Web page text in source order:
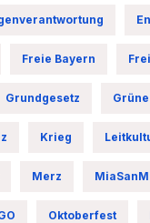
Freie Bayern
Grundgesetz Grüne
Krieg
Merz
Oktoberfest